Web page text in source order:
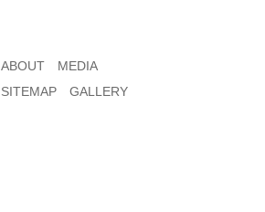
ABOUT
MEDIA
SITEMAP
GALLERY